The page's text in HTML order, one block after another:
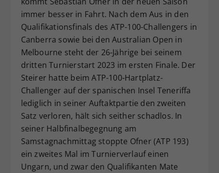
immer besser in Fahrt. Nach dem Aus in den
Qualifikationsfinals des ATP-100-Challengers in
Canberra sowie bei den Australian Open in
Melbourne steht der 26-Jährige bei seinem
dritten Turnierstart 2023 im ersten Finale. Der
Steirer hatte beim ATP-100-Hartplatz-
Challenger auf der spanischen Insel Teneriffa
lediglich in seiner Auftaktpartie den zweiten
Satz verloren, hält sich seither schadlos. In
seiner Halbfinalbegegnung am
Samstagnachmittag stoppte Ofner (ATP 193)
ein zweites Mal im Turnierverlauf einen
Ungarn, und zwar den Qualifikanten Mate
Zweck
Dieser Wert speichert Ihre Consent-
Einstellungen. Unter anderem eine
historische Speicherung Ihrer
vorgenommen Einstellungen, falls der
Webseiten-Betreiber dies eingestellt
hat.